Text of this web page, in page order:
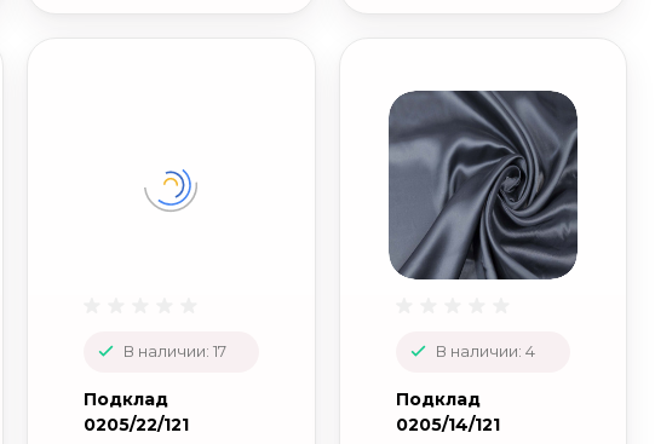
В наличии: 17
Подклад
0205/22/121
В наличии: 4
Подклад
0205/14/121